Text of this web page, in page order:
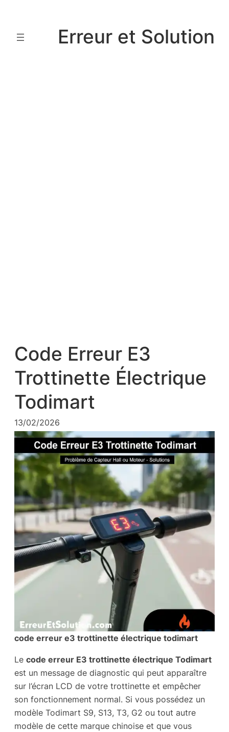
contenu
Erreur et Solution
Code Erreur E3
Trottinette Électrique
Todimart
13/02/2026
code erreur e3 trottinette électrique todimart
Le code erreur E3 trottinette électrique Todimart
est un message de diagnostic qui peut apparaître
sur l’écran LCD de votre trottinette et empêcher
son fonctionnement normal. Si vous possédez un
modèle Todimart S9, S13, T3, G2 ou tout autre
modèle de cette marque chinoise et que vous